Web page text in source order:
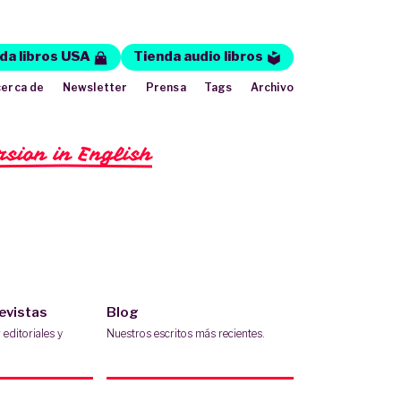
in English
editoriales y
Blog
Nuestros escritos más recientes.
libros USA Tienda audio libros
de Newsletter Prensa Tags Archivo